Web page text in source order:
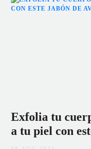
Exfolia tu
a tu piel con